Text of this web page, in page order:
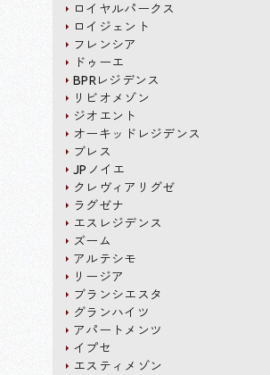
ロイヤルパークス
ロイジェント
フレンシア
ドゥーエ
BPRレジデンス
リビオメゾン
ジオエント
オーキッドレジデンス
ブレス
JPノイエ
クレヴィアリグゼ
ラグゼナ
エスレジデンス
ズーム
アルテシモ
リージア
ブランシエスタ
グランハイツ
アパートメンツ
イプセ
エスティメゾン